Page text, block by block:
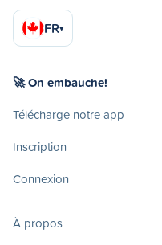
FR▾
🚀 On embauche!
Télécharge notre app
Inscription
Connexion
À propos